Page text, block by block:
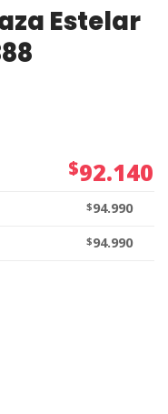
Estelar
$92.140
$94.990
$94.990